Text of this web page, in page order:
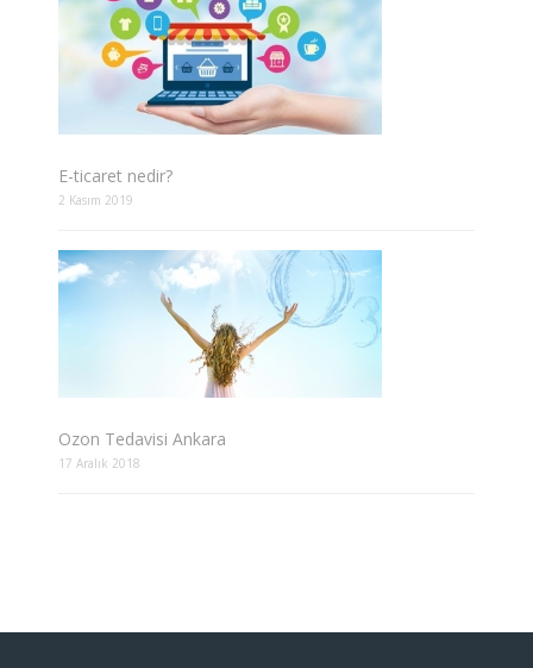
E-ticaret nedir?
2 Kasım 2019
Ozon Tedavisi Ankara
17 Aralık 2018